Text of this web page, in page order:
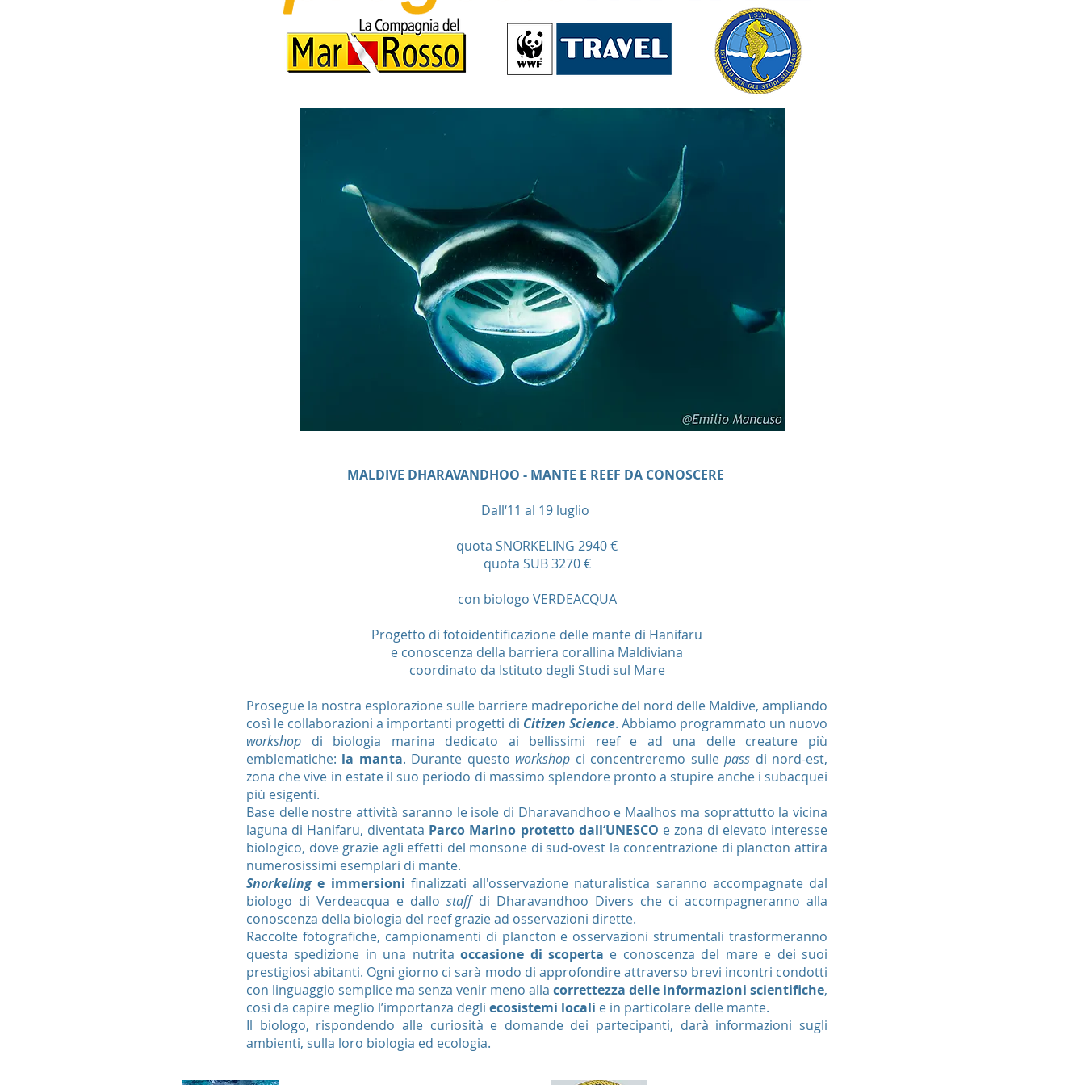
MALDIVE DHARAVANDHOO - MANTE E REEF DA CONOSCERE
Dall‘11 al 19 luglio
quota SNORKELING 2940 €
quota SUB 3270 €
con biologo VERDEACQUA
Progetto di fotoidentificazione delle mante di Hanifaru
e conoscenza della barriera corallina Maldiviana
coordinato da Istituto degli Studi sul Mare
Prosegue la nostra esplorazione sulle barriere madreporiche del nord delle Maldive, ampliando
così le collaborazioni a importanti progetti di Citizen Science. Abbiamo programmato un nuovo
workshop di biologia marina dedicato ai bellissimi reef e ad una delle creature più
emblematiche: la manta. Durante questo workshop ci concentreremo sullepass di nord-est,
zona che vive in estate il suo periodo di massimo splendore pronto a stupire anche i subacquei
più esigenti.
Base delle nostre attività saranno le isole di Dharavandhoo e Maalhos ma soprattutto la vicina
laguna di Hanifaru, diventata Parco Marino protetto dall‘UNESCO e zona di elevato interesse
biologico, dove grazie agli effetti del monsone di sud-ovest la concentrazione di plancton attira
numerosissimi esemplari di mante.
Snorkelinge immersioni finalizzati all'osservazione naturalistica saranno accompagnate dal
biologo di Verdeacqua e dallostaffdi Dharavandhoo Divers che ci accompagneranno alla
conoscenza della biologia del reef grazie ad osservazioni dirette.
Raccolte fotografiche, campionamenti di plancton e osservazioni strumentali trasformeranno
questa spedizione in una nutritaoccasione di scoperta e conoscenza del mare e dei suoi
prestigiosi abitanti. Ogni giorno ci sarà modo di approfondire attraverso brevi incontri condotti
con linguaggio semplice ma senza venir meno alla correttezza delle informazioni scientifiche,
così da capire meglio l’importanza degli ecosistemi locali e in particolare delle mante.
Il biologo, rispondendo alle curiosità e domande dei partecipanti, darà informazioni sugli
ambienti, sulla loro biologia ed ecologia.